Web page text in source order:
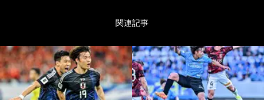
関連記事